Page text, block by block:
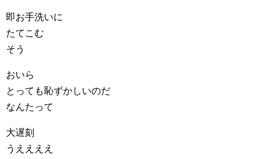
即お手洗いに
たてこむ
そう
おいら
とっても恥ずかしいのだ
なんたって
大遅刻
うええええ